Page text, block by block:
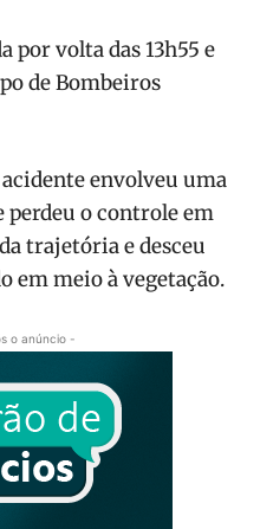
por volta das 13h55 e
de Bombeiros
envolveu uma
o controle em
trajetória e desceu
em meio à vegetação.
o anúncio -